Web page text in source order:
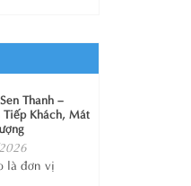
Thanh –
Tiếp Khách, Mát
là đơn vị